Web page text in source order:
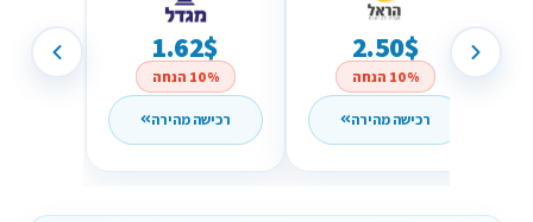
1.62$
10% הנחה
רכישה מהירה
2.50$
10% הנחה
רכישה מהירה